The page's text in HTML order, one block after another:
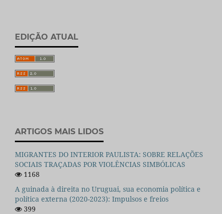
EDIÇÃO ATUAL
ARTIGOS MAIS LIDOS
MIGRANTES DO INTERIOR PAULISTA: SOBRE RELAÇÕES
SOCIAIS TRAÇADAS POR VIOLÊNCIAS SIMBÓLICAS
1168
A guinada à direita no Uruguai, sua economia política e
política externa (2020-2023): Impulsos e freios
399